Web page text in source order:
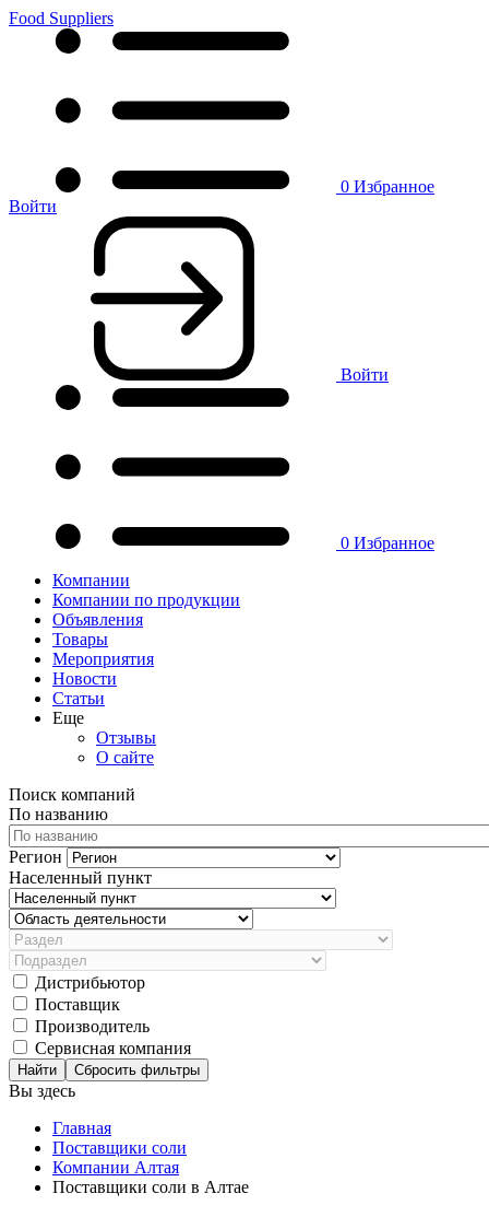
Food Suppliers
0 Избранное
Войти
Войти
0 Избранное
Компании
Компании по продукции
Объявления
Товары
Мероприятия
Новости
Статьи
Еще
Отзывы
О сайте
Поиск компаний
По названию
Регион
Населенный пункт
Дистрибьютор
Поставщик
Производитель
Сервисная компания
Сбросить фильтры
Вы здесь
Главная
Поставщики соли
Компании Алтая
Поставщики соли в Алтае